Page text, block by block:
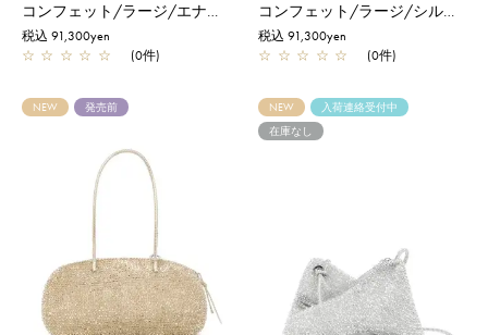
コンフェット/ラージ/エナメルブラック
税込 91,300yen
☆ ☆ ☆ ☆ ☆ (0件)
コンフェット/ラージ/シルバー
税込 91,300yen
☆ ☆ ☆ ☆ ☆ (0件)
NEW 発売前 NEW
入荷連絡受付中
在庫なし